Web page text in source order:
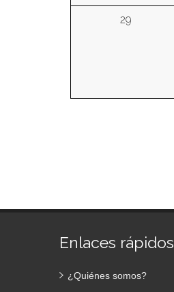
29
Enlaces rápidos
¿Quiénes somos?